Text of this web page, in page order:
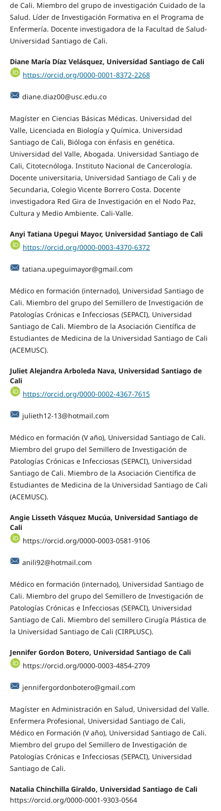
de Cali. Miembro del grupo de investigación Cuidado de la
Salud. Líder de Investigación Formativa en el Programa de
Enfermería. Docente investigadora de la Facultad de Salud-
Universidad Santiago de Cali.
Diane María Díaz Velásquez, Universidad Santiago de Cali
https://orcid.org/0000-0001-8372-2268
diane.diaz00@usc.edu.co
Magíster en Ciencias Básicas Médicas. Universidad del
Valle, Licenciada en Biología y Química. Universidad
Santiago de Cali, Bióloga con énfasis en genética.
Universidad del Valle, Abogada. Universidad Santiago de
Cali, Citotecnóloga. Instituto Nacional de Cancerología.
Docente universitaria, Universidad Santiago de Cali y de
Secundaria, Colegio Vicente Borrero Costa. Docente
investigadora Red Gira de Investigación en el Nodo Paz,
Cultura y Medio Ambiente. Cali-Valle.
Anyi Tatiana Upegui Mayor, Universidad Santiago de Cali
https://orcid.org/0000-0003-4370-6372
tatiana.upeguimayor@gmail.com
Médico en formación (internado), Universidad Santiago de
Cali. Miembro del grupo del Semillero de Investigación de
Patologías Crónicas e Infecciosas (SEPACI), Universidad
Santiago de Cali. Miembro de la Asociación Científica de
Estudiantes de Medicina de la Universidad Santiago de Cali
(ACEMUSC).
Juliet Alejandra Arboleda Nava, Universidad Santiago de
Cali
https://orcid.org/0000-0002-4367-7615
julieth12-13@hotmail.com
Médico en formación (V año), Universidad Santiago de Cali.
Miembro del grupo del Semillero de Investigación de
Patologías Crónicas e Infecciosas (SEPACI), Universidad
Santiago de Cali. Miembro de la Asociación Científica de
Estudiantes de Medicina de la Universidad Santiago de Cali
(ACEMUSC).
Angie Lisseth Vásquez Mucúa, Universidad Santiago de
Cali
https://orcid.org/0000-0003-0581-9106
anili92@hotmail.com
Médico en formación (internado), Universidad Santiago de
Cali. Miembro del grupo del Semillero de Investigación de
Patologías Crónicas e Infecciosas (SEPACI), Universidad
Santiago de Cali. Miembro del semillero Cirugía Plástica de
la Universidad Santiago de Cali (CIRPLUSC).
Jennifer Gordon Botero, Universidad Santiago de Cali
https://orcid.org/0000-0003-4854-2709
jennifergordonbotero@gmail.com
Magíster en Administración en Salud, Universidad del Valle.
Enfermera Profesional, Universidad Santiago de Cali,
Médico en Formación (V año), Universidad Santiago de Cali.
Miembro del grupo del Semillero de Investigación de
Patologías Crónicas e Infecciosas (SEPACI), Universidad
Santiago de Cali.
Natalia Chinchilla Giraldo, Universidad Santiago de Cali
https://orcid.org/0000-0001-9303-0564